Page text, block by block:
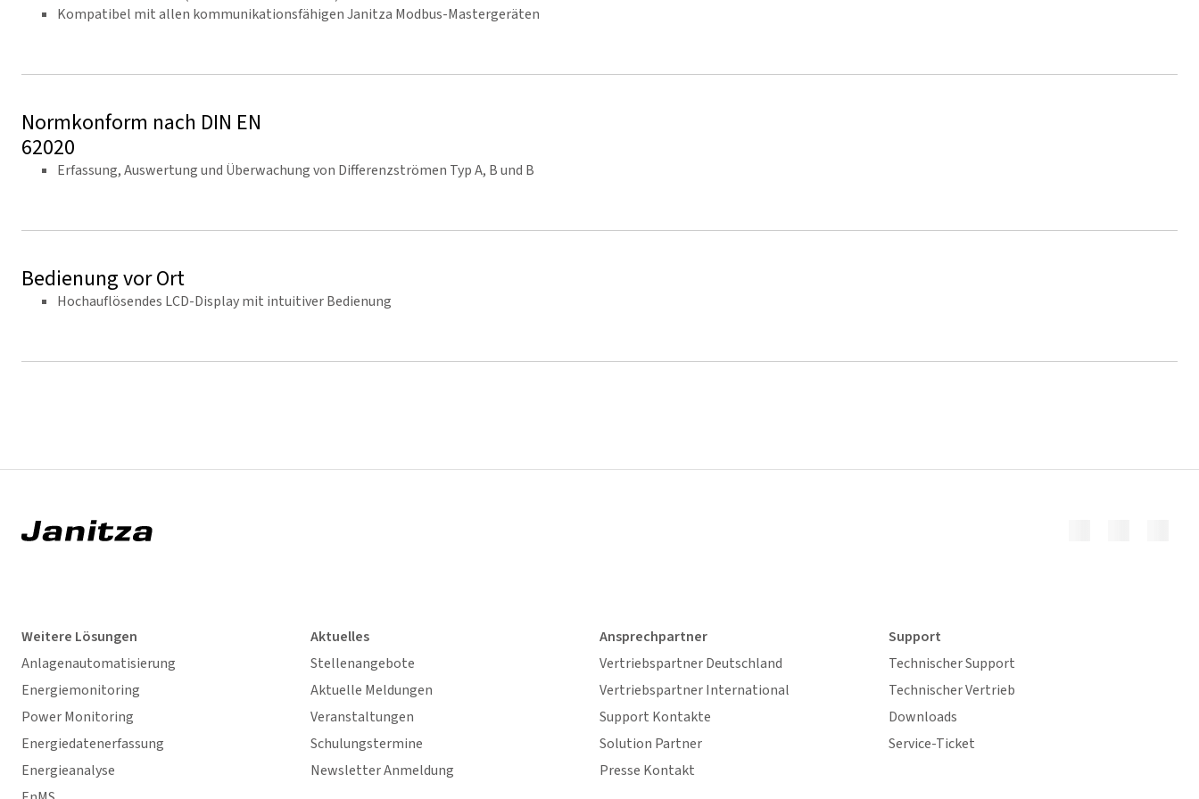
Kompatibel mit allen kommunikationsfähigen Janitza Modbus-Mastergeräten
Normkonform nach DIN EN
62020
Erfassung, Auswertung und Überwachung von Differenzströmen Typ A, B und B
Bedienung vor Ort
Hochauflösendes LCD-Display mit intuitiver Bedienung
Weitere Lösungen
Anlagenautomatisierung
Energiemonitoring
Power Monitoring
Energiedatenerfassung
Energieanalyse
Aktuelles
Stellenangebote
Aktuelle Meldungen
Veranstaltungen
Schulungstermine
Newsletter Anmeldung
Ansprechpartner
Vertriebspartner Deutschland
Vertriebspartner International
Support Kontakte
Solution Partner
Presse Kontakt
Support
Technischer Support
Technischer Vertrieb
Downloads
Service-Ticket